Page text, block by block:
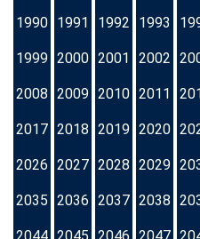
1990 1991 1992 1993
1999 2000 2001 2002
2008 2009 2010 2011
2017 2018 2019 2020
2026 2027 2028 2029
2035 2036 2037 2038